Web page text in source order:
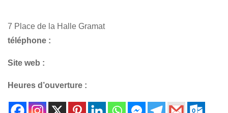
7 Place de la Halle Gramat
téléphone :
Site web :
Heures d’ouverture :